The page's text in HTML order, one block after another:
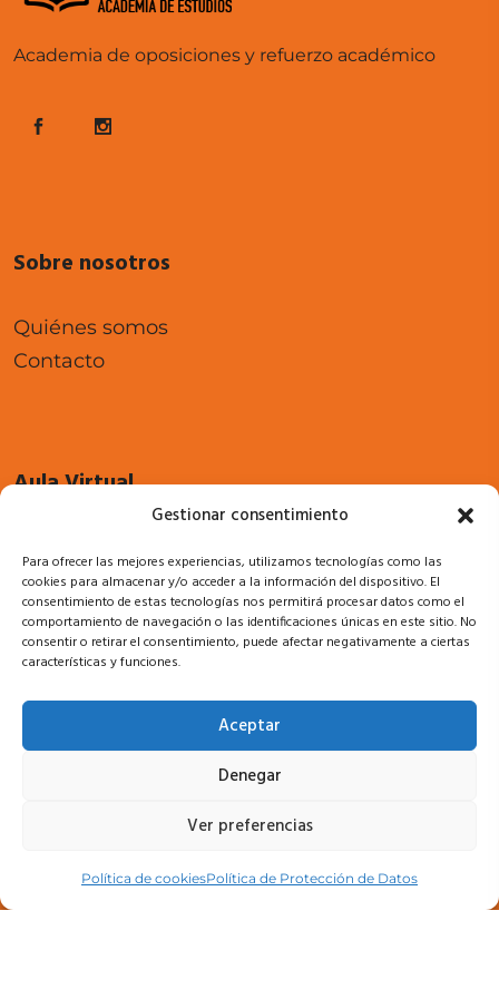
Gestionar consentimiento
Para ofrecer las mejores experiencias, utilizamos tecnologías como las
cookies para almacenar y/o acceder a la información del dispositivo. El
consentimiento de estas tecnologías nos permitirá procesar datos como el
comportamiento de navegación o las identificaciones únicas en este sitio. No
consentir o retirar el consentimiento, puede afectar negativamente a ciertas
características y funciones.
Aceptar
Denegar
Ver preferencias
Política de cookiesPolítica de Protección de Datos
Academia de oposiciones y refuerzo académico
Sobre nosotros
Quiénes somos
Contacto
Aula Virtual
Acceso a campus
Legal
Política de privacidad
Política de cookies (UE)